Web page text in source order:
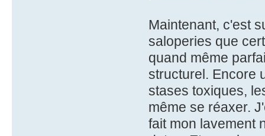
Maintenant, c'est
saloperies que
quand même
structurel. Encore
stases toxiques,
même se réaxer.
fait mon lavement